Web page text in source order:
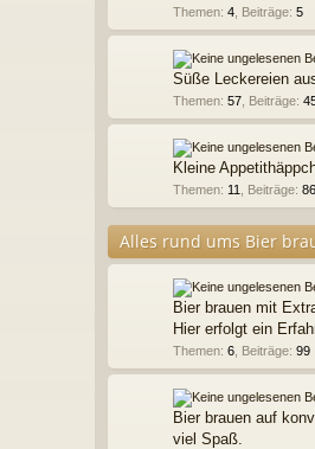
Themen: 4 Beiträge: 5
Süße Leckereien
Themen: 57 Beiträge:
Kleine
Themen: 11 Beiträge: 86
Alles rund ums Bier
Bier brauen mit
Hier erfolgt ein
Themen: 6 Beiträge: 99
Bier brauen auf
viel Spaß.